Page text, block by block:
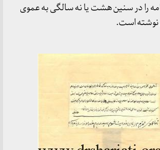
را در سنین هشت یا نه سالگی به عموی
نوشته است.